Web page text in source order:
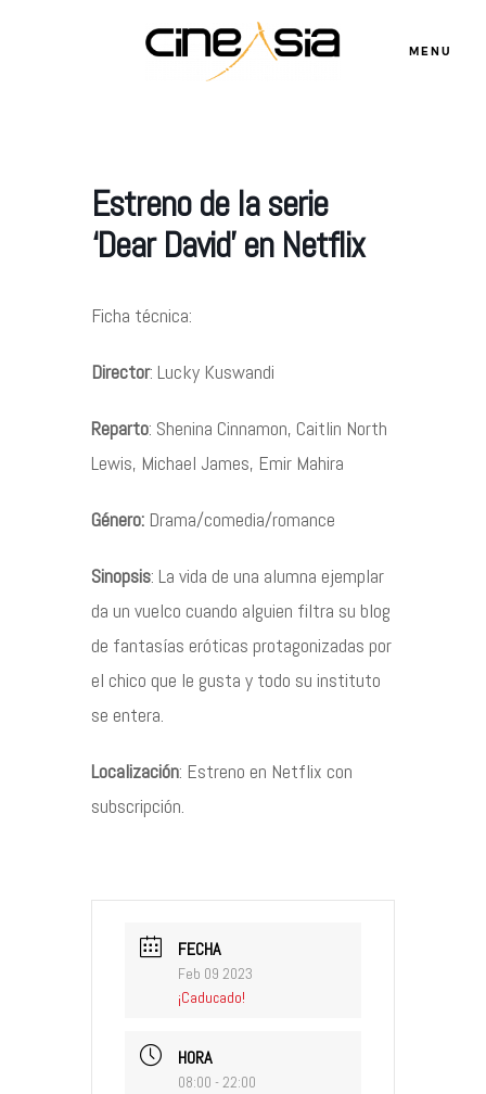
MENU
Estreno de la serie
‘Dear David’ en Netflix
Ficha técnica:
Director: Lucky Kuswandi
Reparto: Shenina Cinnamon, Caitlin North
Lewis, Michael James, Emir Mahira
Género: Drama/comedia/romance
Sinopsis: La vida de una alumna ejemplar
da un vuelco cuando alguien filtra su blog
de fantasías eróticas protagonizadas por
el chico que le gusta y todo su instituto
se entera.
Localización: Estreno en Netflix con
subscripción.
FECHA
Feb 09 2023
¡Caducado!
HORA
08:00 - 22:00
Contacto
©2026 COPYRIGHT FLOTHEMES